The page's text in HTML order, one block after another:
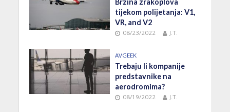
Brzina zrakoplova
tijekom polijetanja: V1,
VR, and V2
08/23/2022 J.T.
AVGEEK
Trebaju li kompanije
predstavnike na
aerodromima?
08/19/2022 J.T.